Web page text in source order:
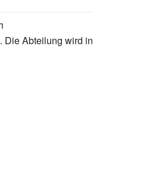
. Die Abteilung wird in